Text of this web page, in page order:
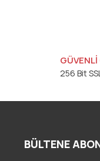
GÜVENLİ
256 Bit
BÜLTENE